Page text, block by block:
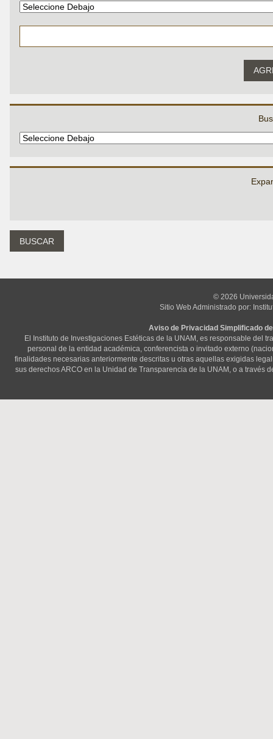
© 2026
Sitio Web Administrado por:
Aviso de Privacidad Simplificado
El Instituto de Investigaciones Estéticas de la UNAM, es responsable del
personal de la entidad académica, conferencista o invitado externo
finalidades necesarias anteriormente descritas u otras aquellas exigidas
sus derechos ARCO en la Unidad de Transparencia de la UNAM, o a través